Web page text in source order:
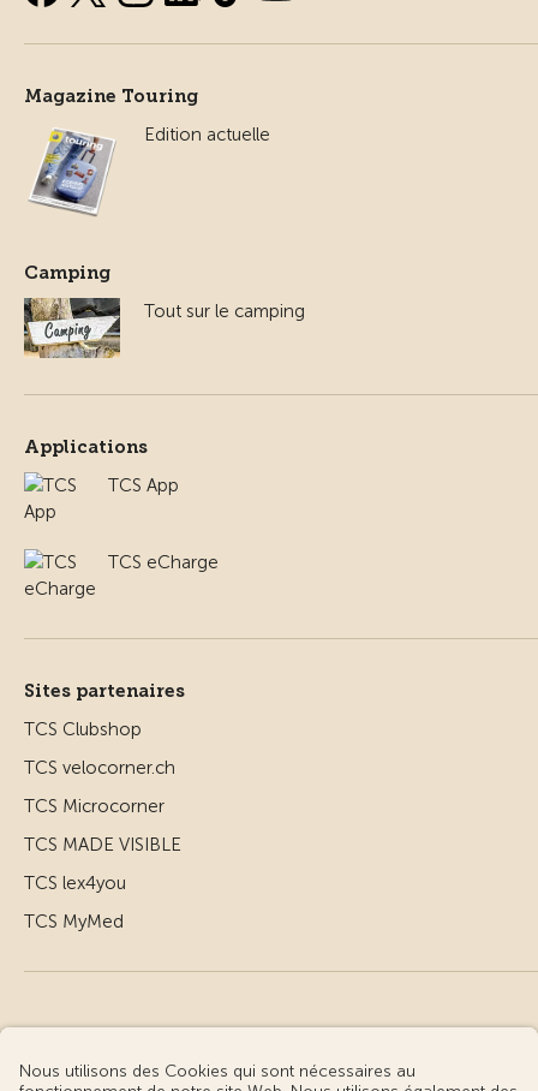
Magazine Touring
Edition actuelle
Camping
Tout sur le camping
Applications
TCS App
TCS eCharge
Sites partenaires
TCS Clubshop
TCS velocorner.ch
TCS Microcorner
TCS MADE VISIBLE
TCS lex4you
TCS MyMed